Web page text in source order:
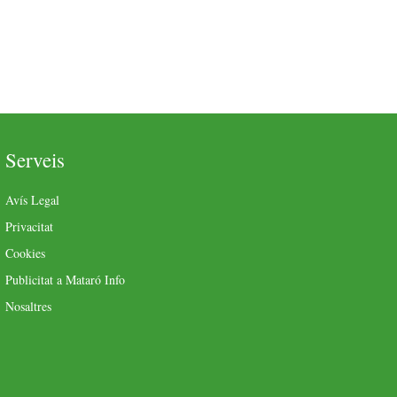
Serveis
Avís Legal
Privacitat
Cookies
Publicitat a Mataró Info
Nosaltres